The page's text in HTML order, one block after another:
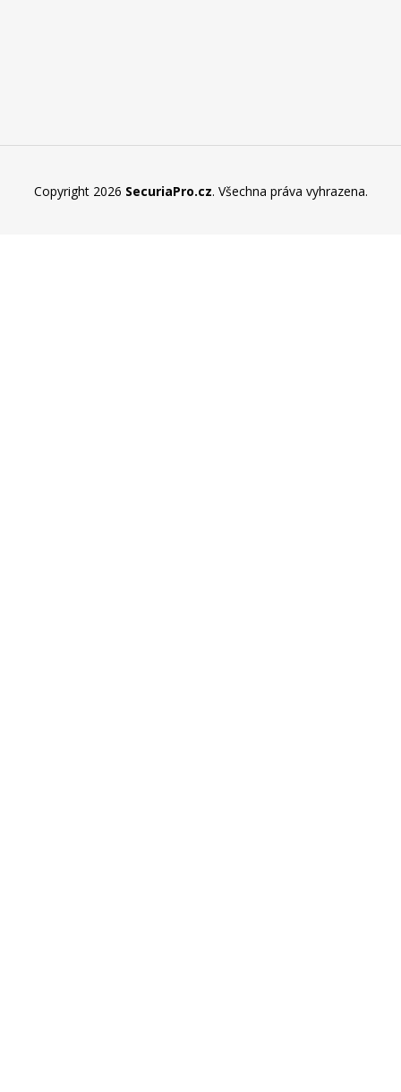
Copyright 2026 SecuriaPro.cz. Všechna práva vyhrazena.